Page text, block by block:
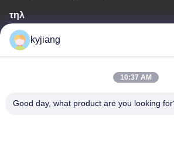
τηλ
86-133-8280-7820
Κίνα Καλή ποιότητα Επίστρωμα
kyjiang
10:37 AM
Good day, what product are you looking